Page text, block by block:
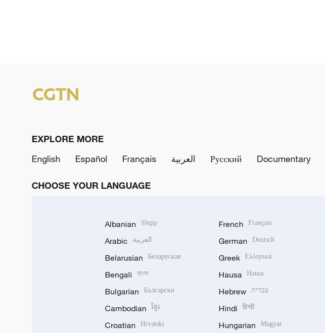
EXPLORE MORE
English
Español Français العربية Русский Documentary
CHOOSE YOUR LANGUAGE
Albanian Shqip
Arabic العربية
Belarusian Беларуская
Bengali বাংলা
Bulgarian Български
Cambodian ខ្មែរ
Croatian Hrvatski
French Français
German Deutsch
Greek Ελληνικά
Hausa Hausa
Hebrew עברית
Hindi हिन्दी
Hungarian Magyar